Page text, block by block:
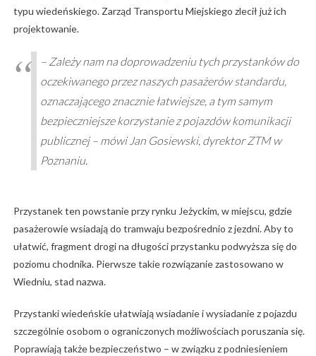
typu wiedeńskiego. Zarząd Transportu Miejskiego zlecił już ich
projektowanie.
– Zależy nam na doprowadzeniu tych przystanków do
oczekiwanego przez naszych pasażerów standardu,
oznaczającego znacznie łatwiejsze, a tym samym
bezpieczniejsze korzystanie z pojazdów komunikacji
publicznej – mówi Jan Gosiewski, dyrektor ZTM w
Poznaniu.
Przystanek ten powstanie przy rynku Jeżyckim, w miejscu, gdzie
pasażerowie wsiadają do tramwaju bezpośrednio z jezdni. Aby to
ułatwić, fragment drogi na długości przystanku podwyższa się do
poziomu chodnika. Pierwsze takie rozwiązanie zastosowano w
Wiedniu, stad nazwa.
Przystanki wiedeńskie ułatwiają wsiadanie i wysiadanie z pojazdu
szczególnie osobom o ograniczonych możliwościach poruszania się.
Poprawiają także bezpieczeństwo – w związku z podniesieniem